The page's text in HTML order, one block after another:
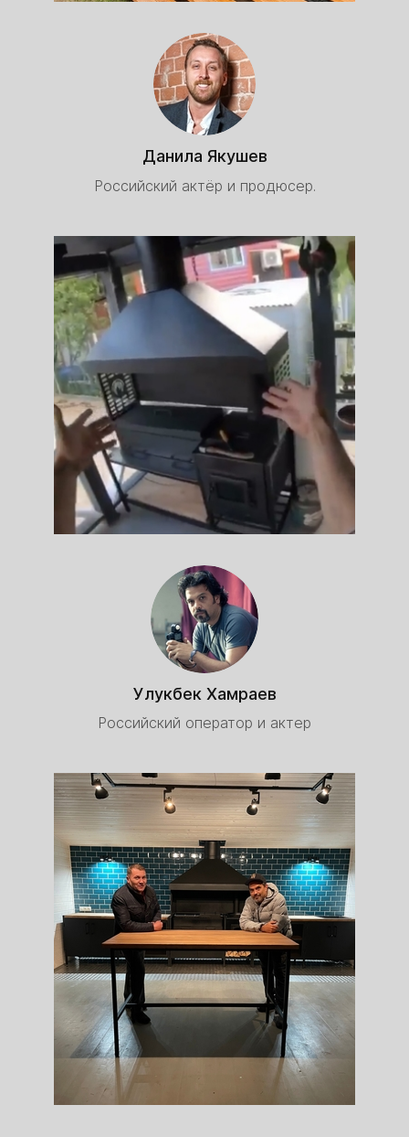
Данила Якушев
Российский актёр и продюсер.
Улукбек Хамраев
Российский оператор и актер